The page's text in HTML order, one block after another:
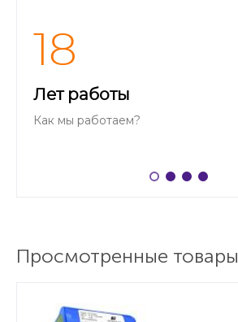
18
Лет работы
Как мы работаем?
Просмотренные товары